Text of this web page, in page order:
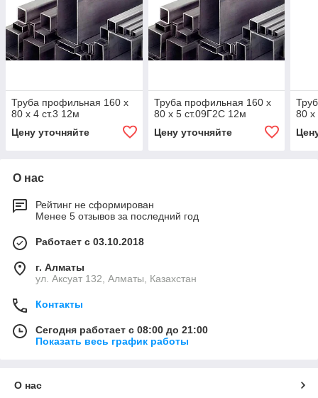
Труба профильная 160 х
80 х 4 ст.3 12м
Цену уточняйте
Труба профильная 160 х
80 х 5 ст.09Г2С 12м
Цену уточняйте
80 х
О нас
Рейтинг не сформирован
Менее 5 отзывов за последний год
Работает с 03.10.2018
г. Алматы
ул. Аксуат 132, Алматы, Казахстан
Контакты
Сегодня работает с 08:00 до 21:00
Показать весь график работы
О нас